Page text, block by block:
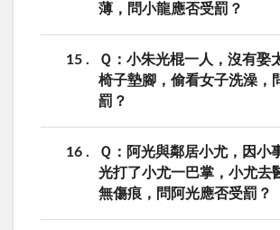
薄，問小龍應否受罰？
15
Ｑ：小朱光棍一人，沒有娶
椅子墊腳，偷看女子洗澡，
罰？
16
Ｑ：阿光與鄰居小尤，因小
光打了小尤一巴掌，小尤去
無傷痕，問阿光應否受罰？